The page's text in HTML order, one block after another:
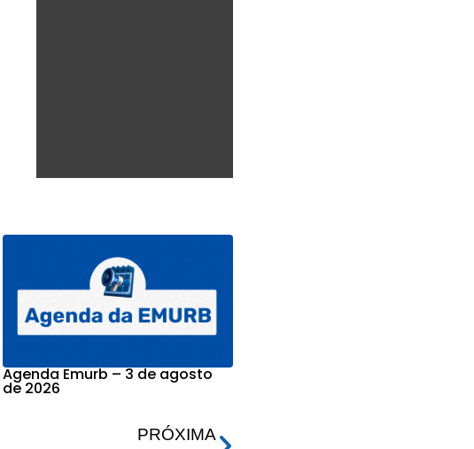
Agenda Emurb – 3 de agosto
de 2026
PRÓXIMA